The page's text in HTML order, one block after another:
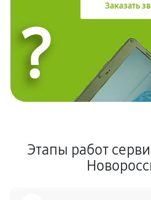
Заказать
?
Этапы работ